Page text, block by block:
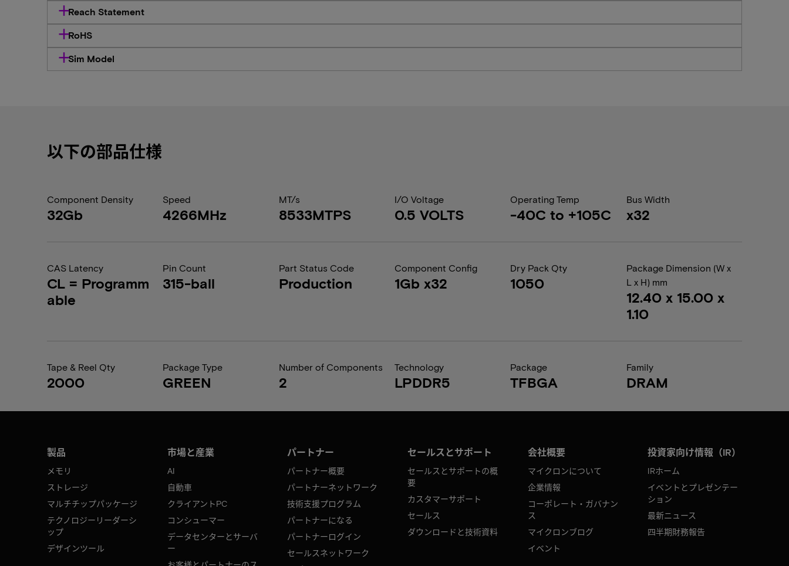
Reach Statement
RoHS
Sim Model
以下の部品仕様
Component Density
32Gb
Speed
4266MHz
MT/s
8533MTPS
I/O Voltage
0.5 VOLTS
Operating Temp
-40C to +105C
Bus Width
x32
CAS Latency
CL = Programm
able
Pin Count
315-ball
Part Status Code
Production
Component Config
1Gb x32
Dry Pack Qty
1050
Package Dimension (W x
L x H) mm
12.40 x 15.00 x
1.10
Tape & Reel Qty
2000
Package Type
GREEN
Number of Components
2
Technology
LPDDR5
Package
TFBGA
Family
DRAM
製品
メモリ
ストレージ
マルチチップパッケージ
テクノロジーリーダーシ
ップ
デザインツール
市場と産業
AI
自動車
クライアントPC
コンシューマー
データセンターとサーバ
ー
パートナー
パートナー概要
パートナーネットワーク
技術支援プログラム
パートナーになる
パートナーログイン
セールスネットワーク
セールスとサポート
セールスとサポートの概
要
カスタマーサポート
セールス
ダウンロードと技術資料
会社概要
マイクロンについて
企業情報
コーポレート・ガバナン
ス
マイクロンブログ
イベント
投資家向け情報（IR）
IRホーム
イベントとプレゼンテー
ション
最新ニュース
四半期財務報告